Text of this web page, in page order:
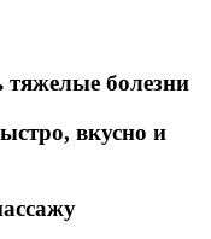
тяжелые болезни
вкусно и